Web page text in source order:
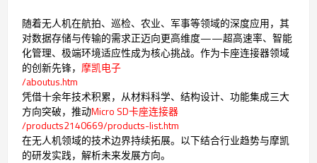
随着无人机在航拍、巡检、农业、军事等领域的深度应用，其
对数据存储与传输的需求正迈向更高维度——超高速率、智能
化管理、极端环境适应性成为核心挑战。作为卡座连接器领域
的创新先锋， 摩凯电子
/aboutus.htm
凭借十余年技术积累，从材料科学、结构设计、功能集成三大
方向突破，推动Micro SD卡座连接器
/products2140669/products-list.htm
在无人机领域的技术边界持续拓展。以下结合行业趋势与摩凯
的研发实践，解析未来发展方向。